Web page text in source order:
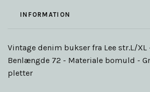
INFORMATION
Vintage denim bukser fra Lee str.L/XL
Benlængde 72 - Materiale bomuld -
pletter